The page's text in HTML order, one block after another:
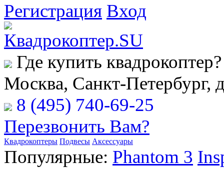
Регистрация Вход
Где купить квадрокоптер?
Москва, Санкт-Петербург,
8 (495) 740-69-25
Перезвонить Вам?
Квадрокоптеры Подвесы Аксессуары
Популярные: Phantom 3